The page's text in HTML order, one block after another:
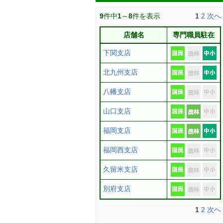
9件中1～8件を表示 1 2 次へ
店舗名 専門職員駐在
下関支店
北九州支店
八幡支店
山口支店
福岡支店
福岡西支店
久留米支店
別府支店
1 2 次へ